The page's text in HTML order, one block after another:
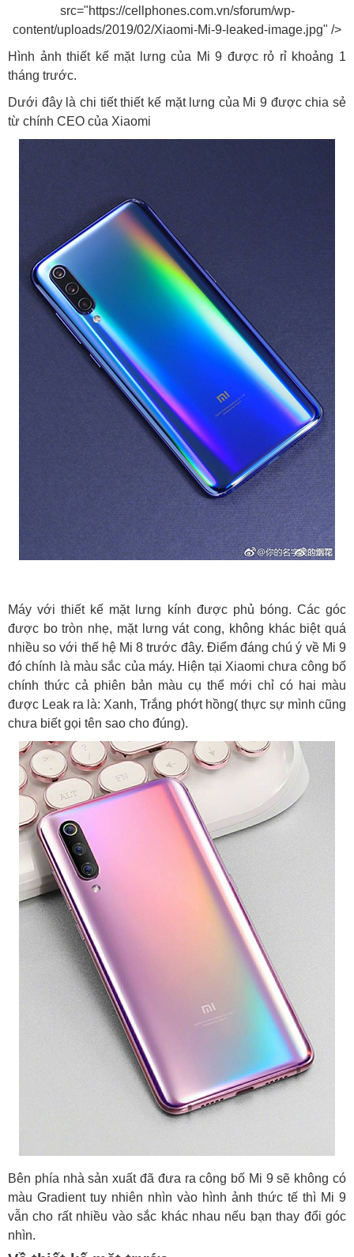
src="https://cellphones.com.vn/sforum/wp-
content/uploads/2019/02/Xiaomi-Mi-9-leaked-image.jpg" />
Hình ảnh thiết kế mặt lưng của Mi 9 được rỏ rỉ khoảng 1
tháng trước.
Dưới đây là chi tiết thiết kế mặt lưng của Mi 9 được chia sẻ
từ chính CEO của Xiaomi
Máy với thiết kế mặt lưng kính được phủ bóng. Các góc
được bo tròn nhẹ, mặt lưng vát cong, không khác biệt quá
nhiều so với thế hệ Mi 8 trước đây. Điểm đáng chú ý về Mi 9
đó chính là màu sắc của máy. Hiện tại Xiaomi chưa công bố
chính thức cả phiên bản màu cụ thể mới chỉ có hai màu
được Leak ra là: Xanh, Trắng phớt hồng( thực sự mình cũng
chưa biết gọi tên sao cho đúng).
Bên phía nhà sản xuất đã đưa ra công bố Mi 9 sẽ không có
màu Gradient tuy nhiên nhìn vào hình ảnh thức tế thì Mi 9
vẫn cho rất nhiều vào sắc khác nhau nếu bạn thay đổi góc
nhìn.